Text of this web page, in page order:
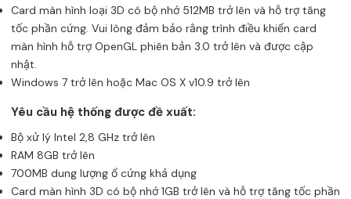
Card màn hình loại 3D có bộ nhớ 512MB trở lên và hỗ trợ tăng
tốc phần cứng. Vui lòng đảm bảo rằng trình điều khiển card
màn hình hỗ trợ OpenGL phiên bản 3.0 trở lên và được cập
nhật.
Windows 7 trở lên hoặc Mac OS X v10.9 trở lên
Yêu cầu hệ thống được đề xuất:
Bộ xử lý Intel 2,8 GHz trở lên
RAM 8GB trở lên
700MB dung lượng ổ cứng khả dụng
Card màn hình 3D có bộ nhớ 1GB trở lên và hỗ trợ tăng tốc phần